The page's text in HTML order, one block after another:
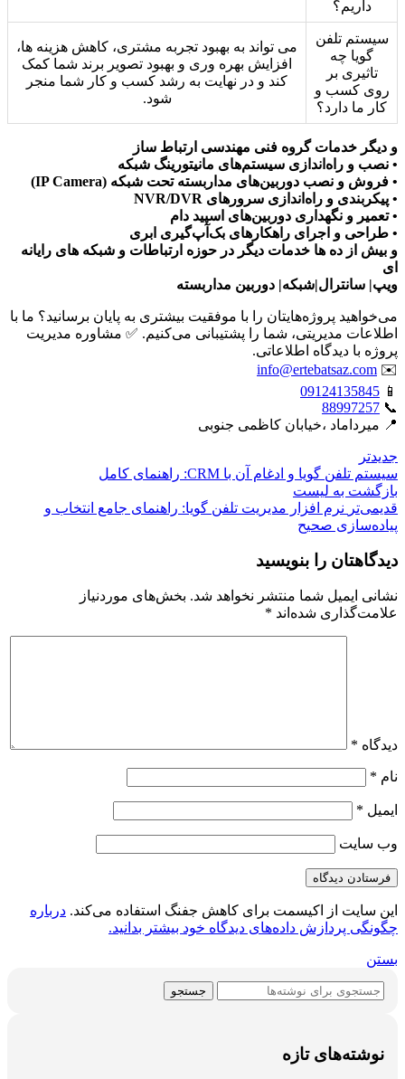
داریم؟
سیستم تلفن
گویا چه
تاثیری بر
روی کسب و
کار ما دارد؟
می تواند به بهبود تجربه مشتری، کاهش هزینه ها،
افزایش بهره وری و بهبود تصویر برند شما کمک
کند و در نهایت به رشد کسب و کار شما منجر
شود.
و دیگر خدمات گروه فنی مهندسی ارتباط ساز
• نصب و راه‌اندازی سیستم‌های مانیتورینگ شبکه
• فروش و نصب دوربین‌های مداربسته تحت شبکه (IP Camera)
• پیکربندی و راه‌اندازی سرورهای NVR/DVR
• تعمیر و نگهداری دوربین‌های اسپید دام
• طراحی و اجرای راهکارهای بک‌آپ‌گیری ابری
و بیش از ده ها خدمات دیگر در حوزه ارتباطات و شبکه های رایانه
ای
ویپ| سانترال|شبکه| دوربین مداربسته
می‌خواهید پروژه‌هایتان را با موفقیت بیشتری به پایان برسانید؟ ما با
اطلاعات مدیریتی، شما را پشتیبانی می‌کنیم. ✅ مشاوره مدیریت
پروژه با دیدگاه اطلاعاتی.
✉️
info@ertebatsaz.com
📱
09124135845
📞
88997257
📍 میرداماد ،خیابان کاظمی جنوبی
جدیدتر
سیستم تلفن گویا و ادغام آن با CRM: راهنمای کامل
بازگشت بە لیست
قدیمی‌تر نرم افزار مدیریت تلفن گویا: راهنمای جامع انتخاب و
پیاده‌سازی صحیح
دیدگاهتان را بنویسید
نشانی ایمیل شما منتشر نخواهد شد. بخش‌های موردنیاز
علامت‌گذاری شده‌اند *
دیدگاه *
نام *
ایمیل *
وب‌ سایت
این سایت از اکیسمت برای کاهش جفنگ استفاده می‌کند. درباره
چگونگی پردازش داده‌های دیدگاه خود بیشتر بدانید.
بستن
جستجو
نوشته‌های تازه